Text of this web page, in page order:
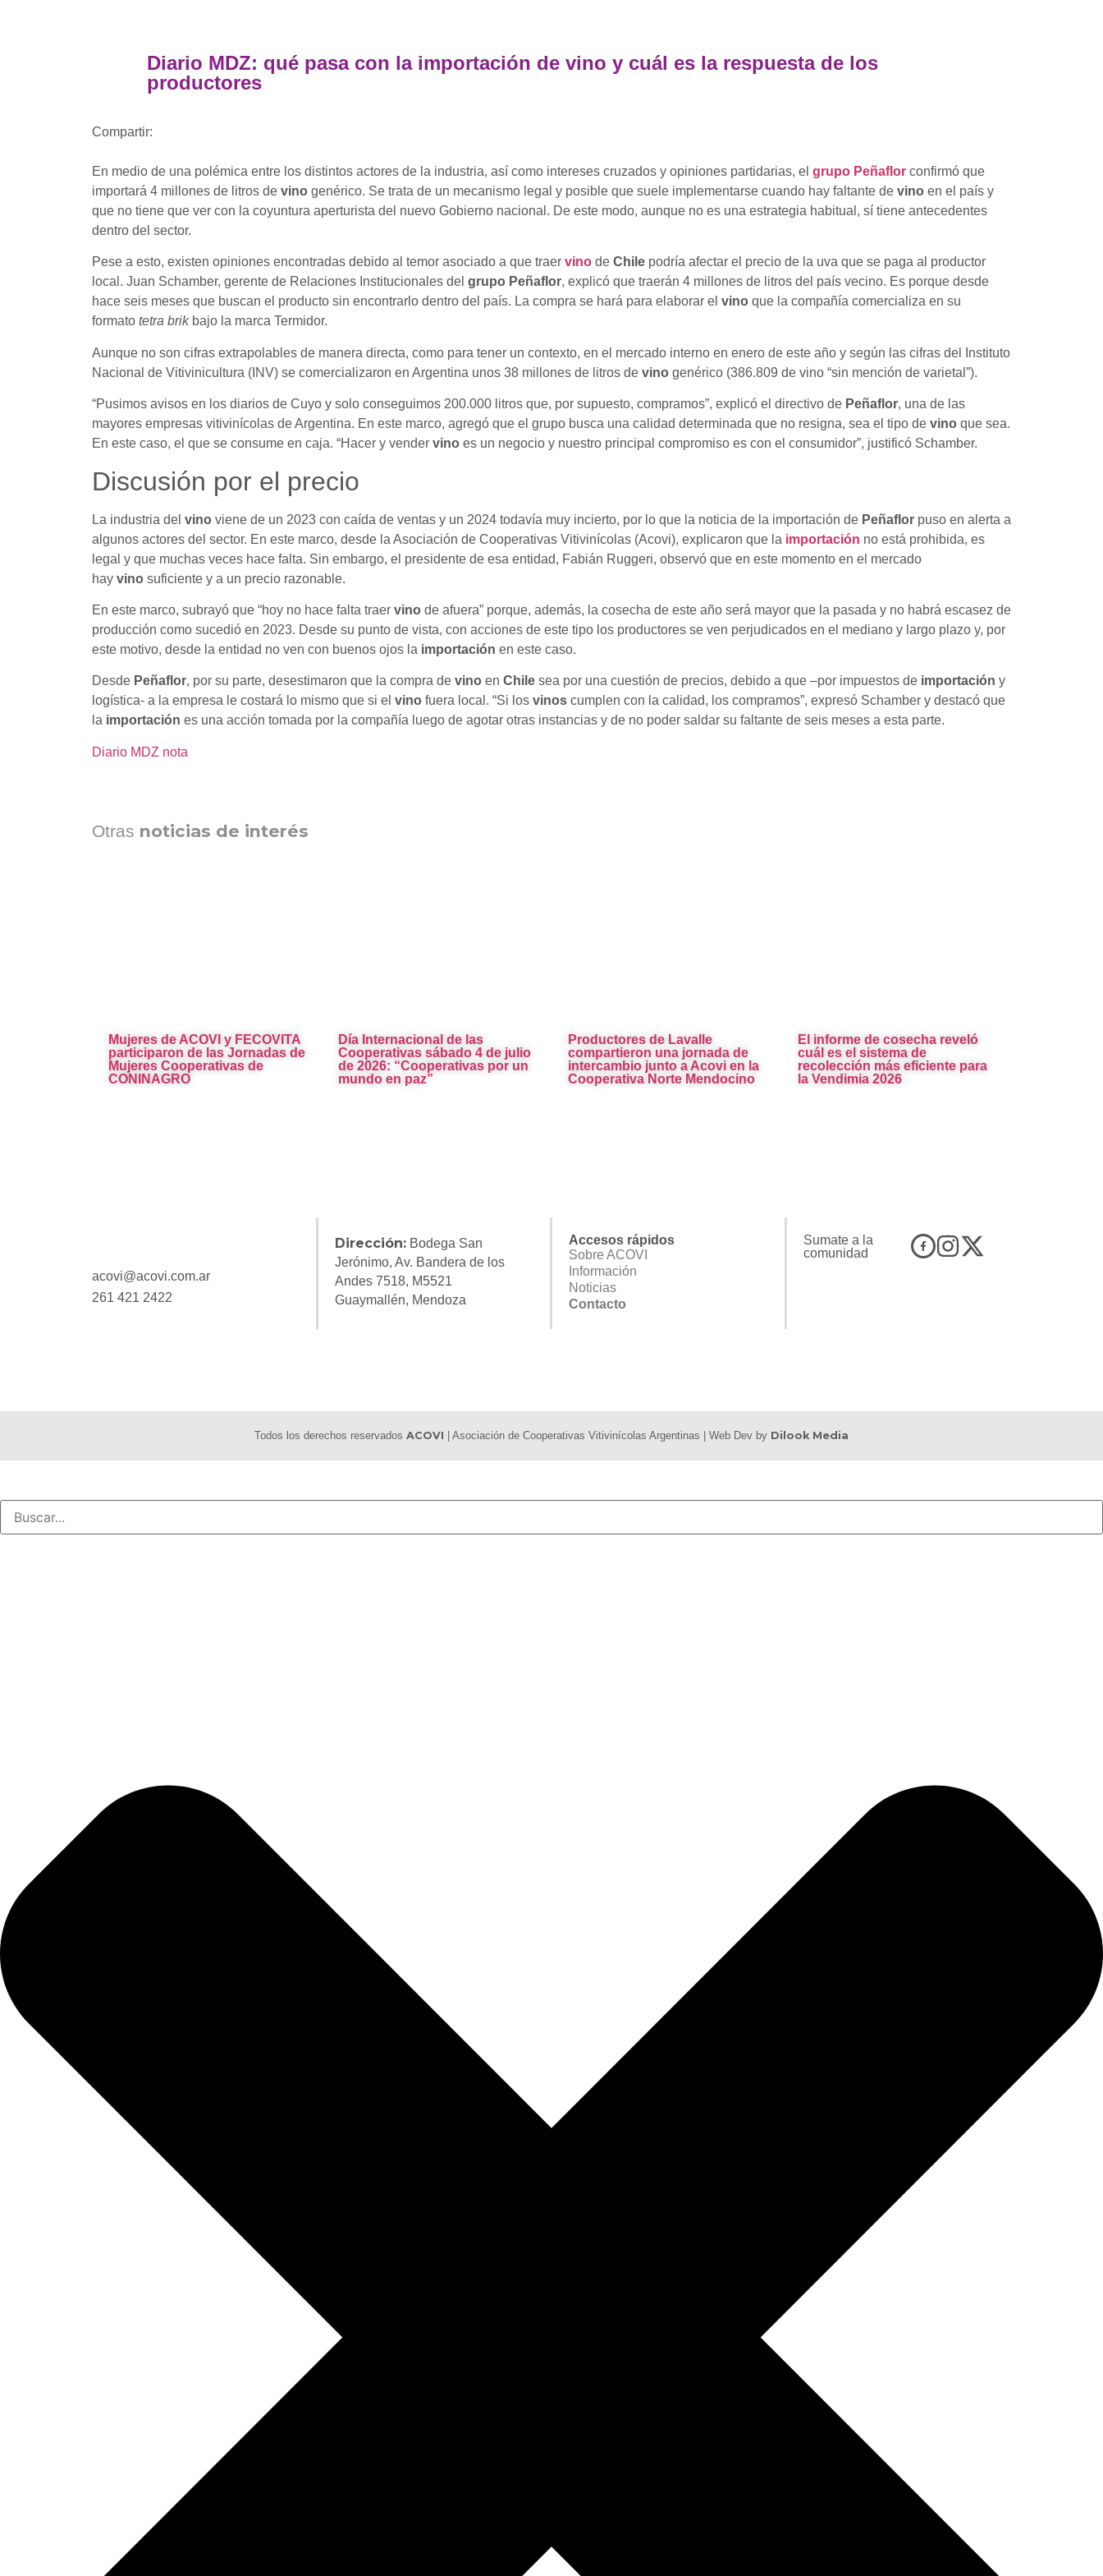
Diario MDZ: qué pasa con la importación de vino y cuál es la respuesta de los
productores
Compartir:
En medio de una polémica entre los distintos actores de la industria, así como intereses cruzados y opiniones partidarias, el grupo Peñaflor confirmó que
importará 4 millones de litros de vino genérico. Se trata de un mecanismo legal y posible que suele implementarse cuando hay faltante de vino en el país y
que no tiene que ver con la coyuntura aperturista del nuevo Gobierno nacional. De este modo, aunque no es una estrategia habitual, sí tiene antecedentes
dentro del sector.
Pese a esto, existen opiniones encontradas debido al temor asociado a que traer vino de Chile podría afectar el precio de la uva que se paga al productor
local. Juan Schamber, gerente de Relaciones Institucionales del grupo Peñaflor, explicó que traerán 4 millones de litros del país vecino. Es porque desde
hace seis meses que buscan el producto sin encontrarlo dentro del país. La compra se hará para elaborar el vino que la compañía comercializa en su
formato tetra brik bajo la marca Termidor.
Aunque no son cifras extrapolables de manera directa, como para tener un contexto, en el mercado interno en enero de este año y según las cifras del Instituto
Nacional de Vitivinicultura (INV) se comercializaron en Argentina unos 38 millones de litros de vino genérico (386.809 de vino “sin mención de varietal”).
“Pusimos avisos en los diarios de Cuyo y solo conseguimos 200.000 litros que, por supuesto, compramos”, explicó el directivo de Peñaflor, una de las
mayores empresas vitivinícolas de Argentina. En este marco, agregó que el grupo busca una calidad determinada que no resigna, sea el tipo de vino que sea.
En este caso, el que se consume en caja. “Hacer y vender vino es un negocio y nuestro principal compromiso es con el consumidor”, justificó Schamber.
Discusión por el precio
La industria del vino viene de un 2023 con caída de ventas y un 2024 todavía muy incierto, por lo que la noticia de la importación de Peñaflor puso en alerta a
algunos actores del sector. En este marco, desde la Asociación de Cooperativas Vitivinícolas (Acovi), explicaron que la importación no está prohibida, es
legal y que muchas veces hace falta. Sin embargo, el presidente de esa entidad, Fabián Ruggeri, observó que en este momento en el mercado
hay vino suficiente y a un precio razonable.
En este marco, subrayó que “hoy no hace falta traer vino de afuera” porque, además, la cosecha de este año será mayor que la pasada y no habrá escasez de
producción como sucedió en 2023. Desde su punto de vista, con acciones de este tipo los productores se ven perjudicados en el mediano y largo plazo y, por
este motivo, desde la entidad no ven con buenos ojos la importación en este caso.
Desde Peñaflor, por su parte, desestimaron que la compra de vino en Chile sea por una cuestión de precios, debido a que –por impuestos de importación y
logística- a la empresa le costará lo mismo que si el vino fuera local. “Si los vinos cumplen con la calidad, los compramos”, expresó Schamber y destacó que
la importación es una acción tomada por la compañía luego de agotar otras instancias y de no poder saldar su faltante de seis meses a esta parte.
Diario MDZ nota
Otras noticias de interés
Mujeres de ACOVI y FECOVITA
participaron de las Jornadas de
Mujeres Cooperativas de
CONINAGRO
Día Internacional de las
Cooperativas sábado 4 de julio
de 2026: “Cooperativas por un
mundo en paz”
Productores de Lavalle
compartieron una jornada de
intercambio junto a Acovi en la
Cooperativa Norte Mendocino
El informe de cosecha reveló
cuál es el sistema de
recolección más eficiente para
la Vendimia 2026
acovi@acovi.com.ar
261 421 2422
Dirección:Bodega San
Jerónimo, Av. Bandera de los
Andes 7518, M5521
Guaymallén, Mendoza
Accesos rápidos
Sobre ACOVI
Información
Noticias
Contacto
Sumate a la
comunidad
Todos los derechos reservados ACOVI | Asociación de Cooperativas Vitivinícolas Argentinas | Web Dev by Dilook Media